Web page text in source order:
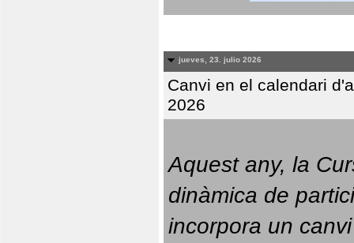
jueves, 23. julio 2026
Canvi en el calendari
2026
Aquest any, la
dinàmica de
incorpora un